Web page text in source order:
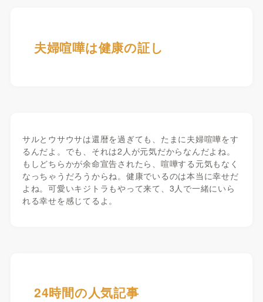
夫婦喧嘩は健康の証し
サルとウサウサは還暦を過ぎても、たまに夫婦喧嘩をす
るんだよ。でも、それは2人が元気だからなんだよね。
もしどちらかが余命宣告されたら、喧嘩する元気もなく
なっちゃうだろうからね。健康でいるのは本当に幸せだ
よね。可愛いキジトラもやって来て、3人で一緒にいら
れる幸せを感じてるよ。
24時間の人気記事